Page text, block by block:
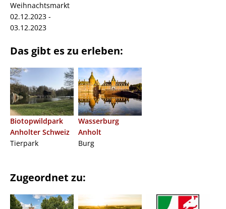
Weihnachtsmarkt
02.12.2023 -
03.12.2023
Das gibt es zu erleben:
Biotopwildpark
Anholter Schweiz
Tierpark
Wasserburg
Anholt
Burg
Zugeordnet zu: